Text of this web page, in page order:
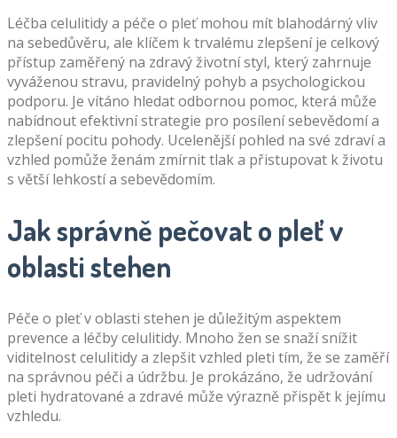
Léčba celulitidy a péče o pleť mohou mít blahodárný vliv
na sebedůvěru, ale klíčem k trvalému zlepšení je celkový
přístup zaměřený na zdravý životní styl, který zahrnuje
vyváženou stravu, pravidelný pohyb a psychologickou
podporu. Je vítáno hledat odbornou pomoc, která může
nabídnout efektivní strategie pro posílení sebevědomí a
zlepšení pocitu pohody. Ucelenější pohled na své zdraví a
vzhled pomůže ženám zmírnit tlak a přistupovat k životu
s větší lehkostí a sebevědomím.
Jak správně pečovat o pleť v
oblasti stehen
Péče o pleť v oblasti stehen je důležitým aspektem
prevence a léčby celulitidy. Mnoho žen se snaží snížit
viditelnost celulitidy a zlepšit vzhled pleti tím, že se zaměří
na správnou péči a údržbu. Je prokázáno, že udržování
pleti hydratované a zdravé může výrazně přispět k jejímu
vzhledu.